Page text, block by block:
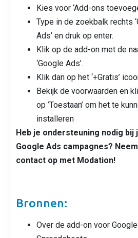
Kies voor ‘Add-ons
Type in de zoekbalk rechts
Ads’ en druk op enter.
Klik op de add-on met de
‘Google Ads’.
Klik dan op het ‘+Gratis’
Bekijk de voorwaarden en
op ’Toestaan’ om het te
installeren
Heb je ondersteuning nodig bij
Google Ads campagnes?
contact op met Modation!
Bronnen:
Over de add-on voor Google